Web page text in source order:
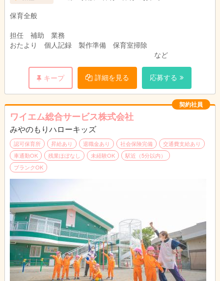
保育全般
担任 補助 業務
おたより 個人記録 製作準備 保育室掃除
など
キープ 詳細を見る 応募する
契約社員
ワイエム総合サービス株式会社
みやのもりハローキッズ
認可保育所 昇給あり 退職金あり 社会保険完備
交通費支給あり
車通勤OK
残業ほぼなし 未経験OK
駅近（5分以内）
ブランクOK